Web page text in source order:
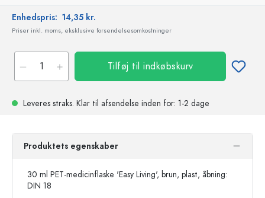
Enhedspris: 14,35 kr.
Priser inkl. moms, eksklusive forsendelsesomkostninger
Tilføj til indkøbskurv
Leveres straks. Klar til afsendelse inden for: 1-2 dage
Produktets egenskaber
30 ml PET-medicinflaske 'Easy Living', brun, plast, åbning:
DIN 18